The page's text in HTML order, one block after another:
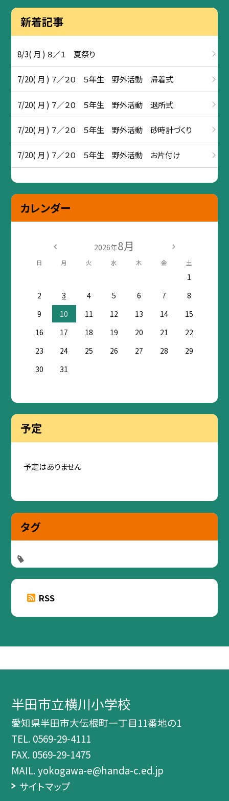
新着記事
8/3( 月 ) ８／１ 夏祭り
7/20( 月 ) ７／２０ ５年生 野外活動 帰着式
7/20( 月 ) ７／２０ ５年生 野外活動 退所式
7/20( 月 ) ７／２０ ５年生 野外活動 砂時計づくり
7/20( 月 ) ７／２０ ５年生 野外活動 お片付け
カレンダー
2026年8月
日 月 火 水 木 金 土
1
2
3 4 5 6 7
8
9
10 11 12 13 14
15
16
17 18 19 20 21
22
23
24 25 26 27 28
29
30
31
予定
予定はありません
タグ
RSS
半田市立横川小学校
愛知県半田市大伝根町一丁目11番地の1
TEL. 0569-29-4111
FAX. 0569-29-1475
MAIL. yokogawa-e@handa-c.ed.jp
サイトマップ